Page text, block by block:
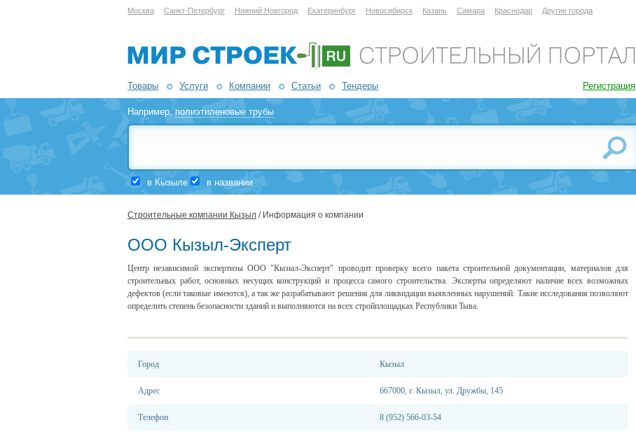
Москва Санкт-Петербург Нижний Новгород Екатеринбург Новосибирск Казань Самара Краснодар Другие города
Товары Услуги Компании Статьи Тендеры Регистрация
Например,полиэтиленовые трубы
в Кызыле в названии
Строительные компании Кызыл / Информация о компании
ООО Кызыл-Эксперт
Центр независимой экспертизы ООО "Кызыл-Эксперт" проводит проверку всего пакета строительной документации, материалов для
строительных работ, основных несущих конструкций и процесса самого строительства. Эксперты определяют наличие всех возможных
дефектов (если таковые имеются), а так же разрабатывают решения для ликвидации выявленных нарушений. Такие исследования позволяют
определить степень безопасности зданий и выполняются на всех стройплощадках Республики Тыва.
Город Кызыл
Адрес 667000, г. Кызыл, ул. Дружбы, 145
Телефон 8 (952) 566-03-54